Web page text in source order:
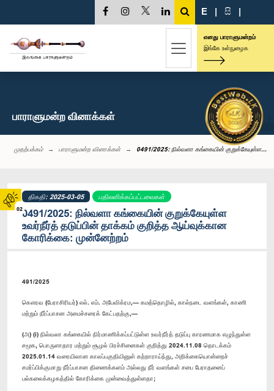
02
E | සි |
எனது பாராளுமன்றம்
இங்கே உள்நுழைக
பாராளுமன்ற வினாக்கள்
முதற்பக்கம் பாராளுமன்ற வினாக்கள் 0491/2025: நில்வளா கங்கையின் குறுக்கேயுள்ள...
திகதி: 2025-03-05 பதிலளிக்கப்பட்டவைகள்
0491/2025: நில்வளா கங்கையின் குறுக்கேயுள்ள
உவர்நீர்த் தடுப்பின் தாக்கம் குறித்த ஆய்வுக்கான
கோரிக்கை: முன்னேற்றம்
491/2025
கௌரவ (பேராசிரியர்) எல். எம். அபேவிக்ரம,— கமத்தொழில், கால்நடை வளங்கள், காணி
மற்றும் நீர்ப்பாசன அமைச்சரைக் கேட்பதற்கு,—
(அ) (i) நில்வலா கங்கையில் நிர்மாணிக்கப்பட்டுள்ள உவர்நீர்த் தடுப்பு காரணமாக எழுந்துள்ள
சமூக, பொருளாதார மற்றும் சூழல் பிரச்சினைகள் குறித்து 2024.11.08 தொடக்கம்
2025.01.14 வரையிலான காலப்பகுதியினுள் கற்றாராய்ந்து, அறிக்கையொன்றைச்
சமர்ப்பிக்குமாறு நீர்ப்பாசன திணைக்களம் அல்லது நீர் வளங்கள் சபை பேராதனைப்
பல்கலைக்கழகத்தில் கோரிக்கை முன்வைத்துள்ளதா;